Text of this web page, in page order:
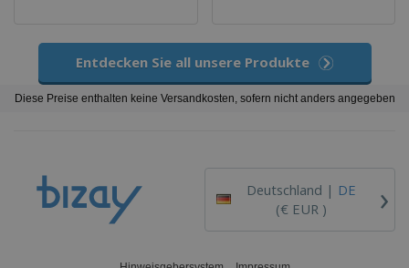
Entdecken Sie all unsere Produkte
Diese Preise enthalten keine Versandkosten, sofern nicht anders angegeben
Deutschland | DE
(€ EUR )
›